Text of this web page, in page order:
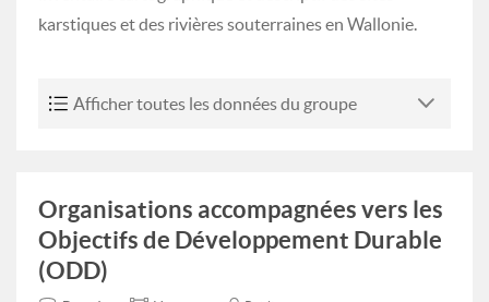
karstiques et des rivières souterraines en Wallonie.
Afficher toutes les données du groupe
Organisations accompagnées vers les
Objectifs de Développement Durable
(ODD)